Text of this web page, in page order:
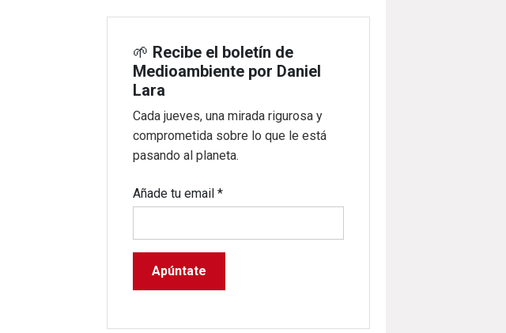
🌱 Recibe el boletín de
Medioambiente por Daniel
Lara
Cada jueves, una mirada rigurosa y
comprometida sobre lo que le está
pasando al planeta.
Añade tu email *